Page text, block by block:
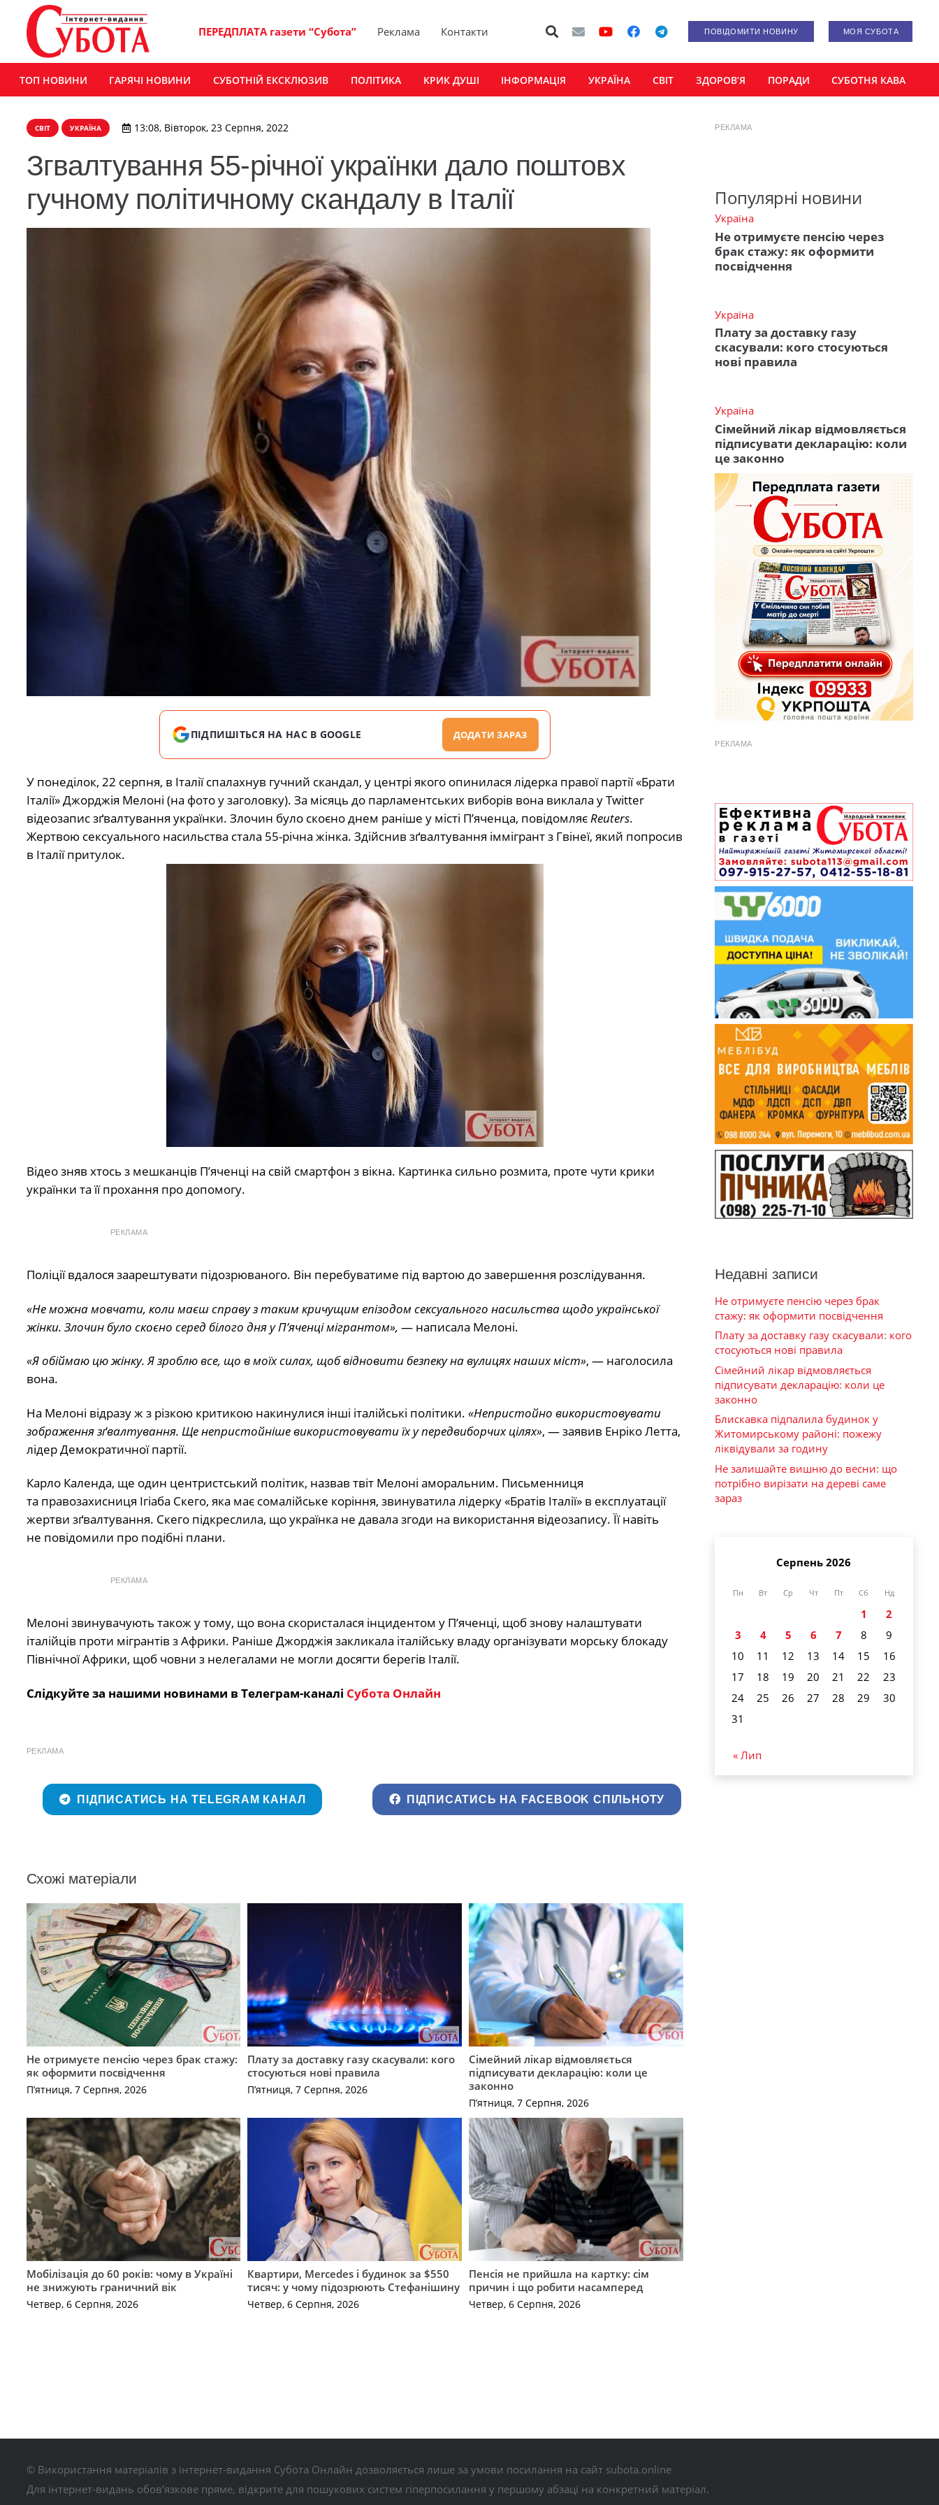
ПЕРЕДПЛАТА газети “Субота” Реклама Контакти ПОВІДОМИТИ НОВИНУ МОЯ СУБОТА
ТОП НОВИНИ ГАРЯЧІ НОВИНИ СУБОТНІЙ ЕКСКЛЮЗИВ ПОЛІТИКА КРИК ДУШІ ІНФОРМАЦІЯ УКРАЇНА СВІТ ЗДОРОВ’Я ПОРАДИ СУБОТНЯ КАВА
СВІТ УКРАЇНА 13:08, Вівторок, 23 Серпня, 2022
Згвалтування 55-річної українки дало поштовх
гучному політичному скандалу в Італії
ПІДПИШІТЬСЯ НА НАС В GOOGLE ДОДАТИ ЗАРАЗ
У понеділок, 22 серпня, в Італії спалахнув гучний скандал, у центрі якого опинилася лідерка правої партії «Брати
Італії» Джорджія Мелоні (на фото у заголовку). За місяць до парламентських виборів вона виклала у Twitter
відеозапис зґвалтування українки. Злочин було скоєно днем раніше у місті П’яченца, повідомляє Reuters.
Жертвою сексуального насильства стала 55-річна жінка. Здійснив зґвалтування іммігрант з Гвінеї, який попросив
в Італії притулок.
Відео зняв хтось з мешканців П’яченці на свій смартфон з вікна. Картинка сильно розмита, проте чути крики
українки та її прохання про допомогу.
РЕКЛАМА
Поліції вдалося заарештувати підозрюваного. Він перебуватиме під вартою до завершення розслідування.
«Не можна мовчати, коли маєш справу з таким кричущим епізодом сексуального насильства щодо української
жінки. Злочин було скоєно серед білого дня у П’яченці мігрантом», — написала Мелоні.
«Я обіймаю цю жінку. Я зроблю все, що в моїх силах, щоб відновити безпеку на вулицях наших міст», — наголосила
вона.
На Мелоні відразу ж з різкою критикою накинулися інші італійські політики. «Непристойно використовувати
зображення зґвалтування. Ще непристойніше використовувати їх у передвиборчих цілях», — заявив Енріко Летта,
лідер Демократичної партії.
Карло Календа, ще один центристський політик, назвав твіт Мелоні аморальним. Письменниця
та правозахисниця Ігіаба Скего, яка має сомалійське коріння, звинуватила лідерку «Братів Італії» в експлуатації
жертви зґвалтування. Скего підкреслила, що українка не давала згоди на використання відеозапису. Її навіть
не повідомили про подібні плани.
РЕКЛАМА
Мелоні звинувачують також у тому, що вона скористалася інцидентом у П’яченці, щоб знову налаштувати
італійців проти мігрантів з Африки. Раніше Джорджія закликала італійську владу організувати морську блокаду
Північної Африки, щоб човни з нелегалами не могли досягти берегів Італії.
Слідкуйте за нашими новинами в Телеграм-каналі Субота Онлайн
РЕКЛАМА
ПІДПИСАТИСЬ НА TELEGRAM КАНАЛ ПІДПИСАТИСЬ НА FACEBOOK СПІЛЬНОТУ
Схожі матеріали
Не отримуєте пенсію через брак стажу:
як оформити посвідчення
П’ятниця, 7 Серпня, 2026
Плату за доставку газу скасували: кого
стосуються нові правила
П’ятниця, 7 Серпня, 2026
Сімейний лікар відмовляється
підписувати декларацію: коли це
законно
П’ятниця, 7 Серпня, 2026
Мобілізація до 60 років: чому в Україні
не знижують граничний вік
Четвер, 6 Серпня, 2026
Квартири, Mercedes і будинок за $550
тисяч: у чому підозрюють Стефанішину
Четвер, 6 Серпня, 2026
Пенсія не прийшла на картку: сім
причин і що робити насамперед
Четвер, 6 Серпня, 2026
РЕКЛАМА
Популярні новини
Україна
Не отримуєте пенсію через
брак стажу: як оформити
посвідчення
Україна
Плату за доставку газу
скасували: кого стосуються
нові правила
Україна
Сімейний лікар відмовляється
підписувати декларацію: коли
це законно
РЕКЛАМА
Недавні записи
Не отримуєте пенсію через брак
стажу: як оформити посвідчення
Плату за доставку газу скасували: кого
стосуються нові правила
Сімейний лікар відмовляється
підписувати декларацію: коли це
законно
Блискавка підпалила будинок у
Житомирському районі: пожежу
ліквідували за годину
Не залишайте вишню до весни: що
потрібно вирізати на дереві саме
зараз
Серпень 2026
Пн Вт Ср Чт Пт Сб Нд
1
2
3
4 5 6 7 8
9
10
11 12 13 14 15
16
17
18 19 20 21 22
23
24
25 26 27 28 29
30
31
« Лип
© Використання матеріалів з інтернет-видання Субота Онлайн дозволяється лише за умови посилання на сайт subota.online
Для інтернет-видань обов’язкове пряме, відкрите для пошукових систем гіперпосилання у першому абзаці на конкретний матеріал.